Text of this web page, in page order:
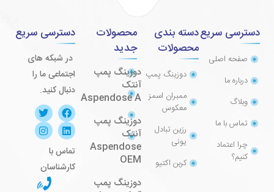
دسترسی سریع
صفحه اصلی
درباره ما
وبلاگ
تماس با ما
چرا اعتماد
کنیم؟
دسته بندی
محصولات
دوزینگ پمپ
ممبران اسمز
معکوس
رزین تبادل
یونی
کربن اکتیو
محصولات
جدید
دوزینگ پمپ
آنتک
Aspendose A
دوزینگ پمپ
آنتک
Aspendose
OEM
دوزینگ پمپ
دسترسی سریع
در شبکه های
اجتماعی ما را
دنبال کنید.
تماس با
کارشناسان